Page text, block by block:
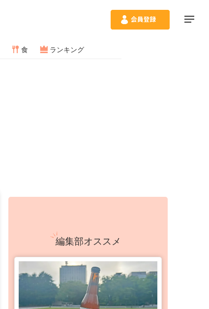
食 ランキング
編集部オススメ